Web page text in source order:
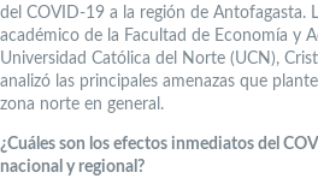
del COVID-19 a la región de Antofagasta.
académico de la Facultad de Economía y
Universidad Católica del Norte (UCN),
analizó las principales amenazas que
zona norte en general.
¿Cuáles son los efectos inmediatos del
nacional y regional?